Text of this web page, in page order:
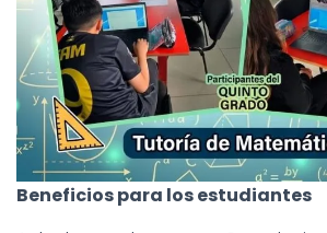
Beneficios para los estudiantes